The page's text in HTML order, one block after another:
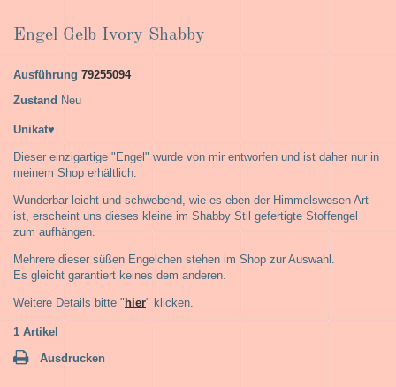
Engel Gelb Ivory Shabby
Ausführung 79255094
Zustand Neu
Unikat♥
Dieser einzigartige "Engel" wurde von mir entworfen und ist daher nur in
meinem Shop erhältlich.
Wunderbar leicht und schwebend, wie es eben der Himmelswesen Art
ist, erscheint uns dieses kleine im Shabby Stil gefertigte Stoffengel
zum aufhängen.
Mehrere dieser süßen Engelchen stehen im Shop zur Auswahl.
Es gleicht garantiert keines dem anderen.
Weitere Details bitte "hier" klicken.
1 Artikel
Ausdrucken